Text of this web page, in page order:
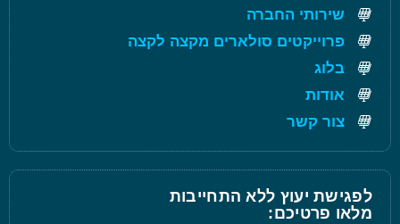
שירותי החברה
פרוייקטים סולארים מקצה לקצה
בלוג
אודות
צור קשר
לפגישת יעוץ ללא התחייבות
מלאו פרטיכם: